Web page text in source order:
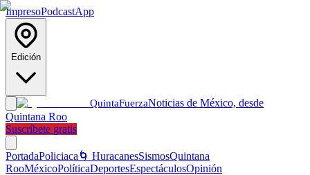
ImpresoPodcastApp
Edición
QuintaFuerzaNoticias de México, desde
Quintana Roo
Suscríbete gratis
PortadaPoliciaca 🌀 HuracanesSismosQuintana
RooMéxicoPolíticaDeportesEspectáculosOpinión